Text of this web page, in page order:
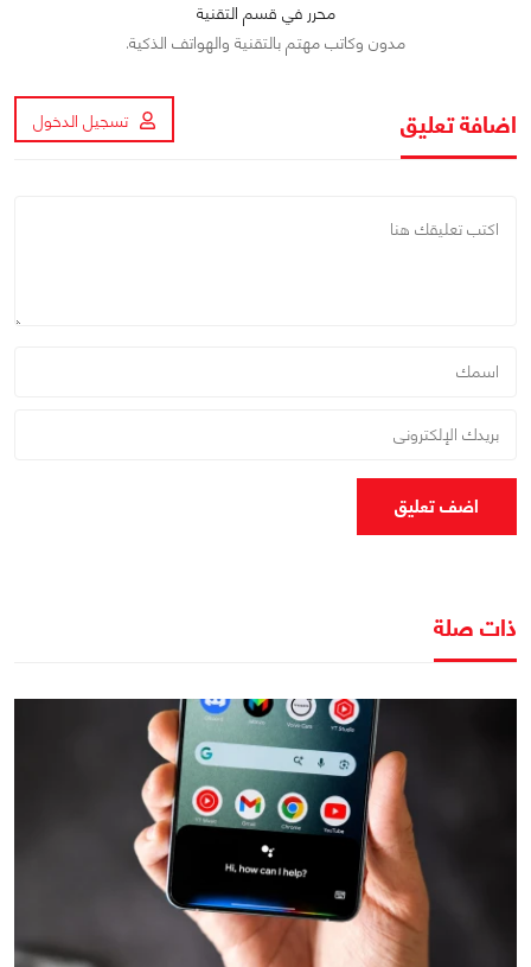
محرر في قسم التقنية
مدون وكاتب مهتم بالتقنية والهواتف الذكية.
اضافة تعليق تسجيل الدخول
اضف تعليق
ذات صلة